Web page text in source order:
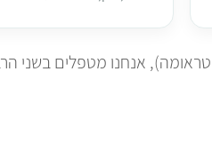
אנחנו מטפלים בשני